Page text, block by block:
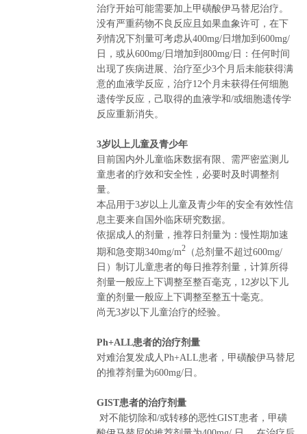
治疗开始可能需要加上甲磺酸伊马替尼治疗。
没有严重药物不良反应且如果血象许可，在下
列情况下剂量可考虑从400mg/日增加到600mg/
日，或从600mg/日增加到800mg/日：任何时间
出现了疾病进展、治疗至少3个月后未能获得满
意的血液学反应，治疗12个月未获得任何细胞
遗传学反应，己取得的血液学和/或细胞遗传学
反应重新消失。
3岁以上儿童及青少年
目前国内外儿童临床数据有限、需严密监测儿
童患者的疗效和安全性，必要时及时调整剂
量。
本品用于3岁以上儿童及青少年的安全有效性信
息主要来自国外临床研究数据。
依据成人的剂量，推荐日剂量为：慢性期加速
期和急变期340mg/m2（总剂量不超过600mg/
日）制订儿童患者的每日推荐剂量，计算所得
剂量一般应上下调整至整百毫克，12岁以下儿
童的剂量一般应上下调整至整五十毫克。
尚无3岁以下儿童治疗的经验。
Ph+ALL患者的治疗剂量
对难治复发成人Ph+ALL患者，甲磺酸伊马替尼
的推荐剂量为600mg/日。
GIST患者的治疗剂量
对不能切除和/或转移的恶性GIST患者，甲磺